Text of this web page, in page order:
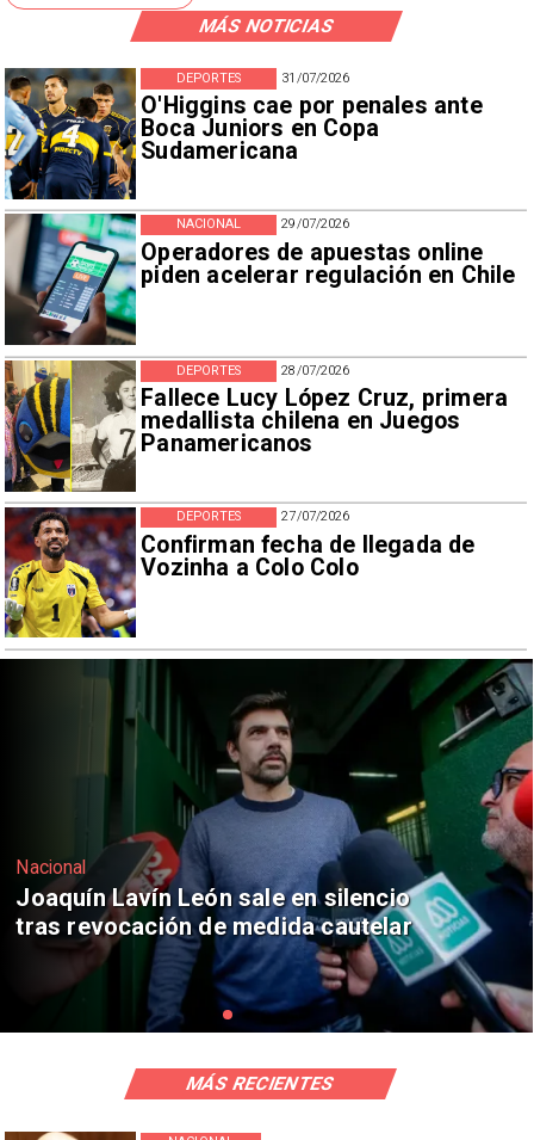
MÁS NOTICIAS
31/07/2026
O'Higgins cae por penales ante
Boca Juniors en Copa
Sudamericana
DEPORTES
29/07/2026
Operadores de apuestas online
piden acelerar regulación en Chile
NACIONAL
28/07/2026
Fallece Lucy López Cruz, primera
medallista chilena en Juegos
Panamericanos
DEPORTES
27/07/2026
Confirman fecha de llegada de
Vozinha a Colo Colo
DEPORTES
Nacional
Chile y Venezuela formalizan reinicio
de relaciones consulares
MÁS RECIENTES